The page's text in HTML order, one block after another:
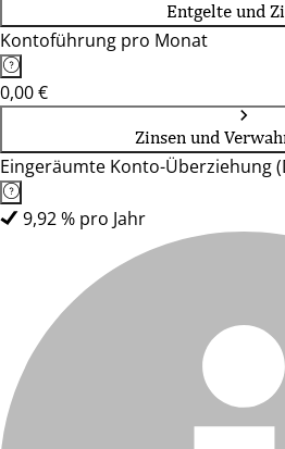
Entgelte und
Kontoführung pro Monat
0,00 €
Zinsen und
Eingeräumte Konto-Überziehung
9,92 % pro Jahr